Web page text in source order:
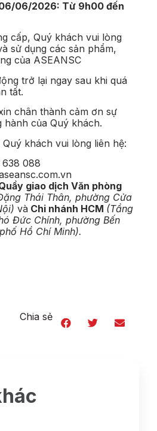
06/2026: Từ 9h00 đến
cấp, Quý khách vui lòng
sử dụng các sản phẩm,
của ASEANSC
trở lại ngay sau khi quá
tất.
chân thành cảm ơn sự
của Quý khách.
khách vui lòng liên hệ:
638 088
giao dịch Văn phòng
Thái Thân, phường Cửa
) và Chi nhánh HCM (Tầng
Đức Chính, phường Bến
Hồ Chí Minh).
Chia sẻ